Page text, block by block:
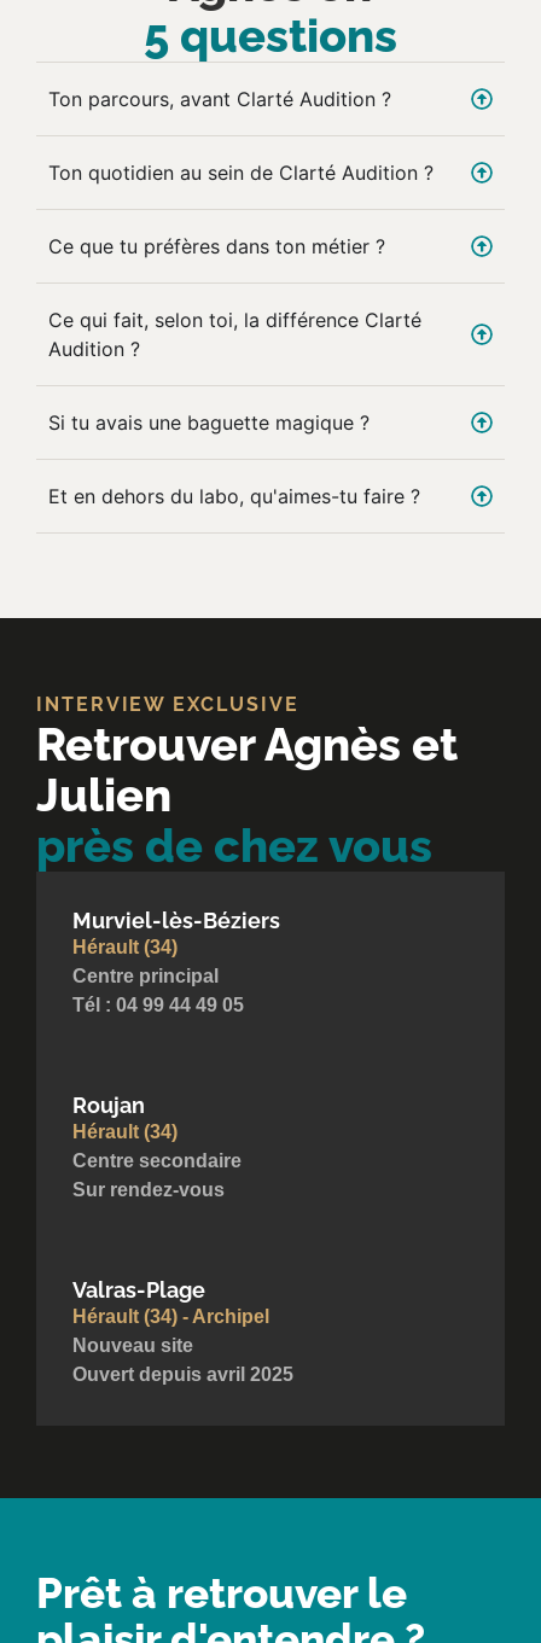
5 questions
Ton parcours, avant Clarté Audition ?
Ton quotidien au sein de Clarté Audition ?
Ce que tu préfères dans ton métier ?
Ce qui fait, selon toi, la différence Clarté
Audition ?
Si tu avais une baguette magique ?
Et en dehors du labo, qu'aimes-tu faire ?
INTERVIEW EXCLUSIVE
Retrouver Agnès et
Julien
près de chez vous
Murviel-lès-Béziers
Hérault (34)
Centre principal
Tél : 04 99 44 49 05
Roujan
Hérault (34)
Centre secondaire
Sur rendez-vous
Valras-Plage
Hérault (34) - Archipel
Nouveau site
Ouvert depuis avril 2025
Prêt à retrouver le